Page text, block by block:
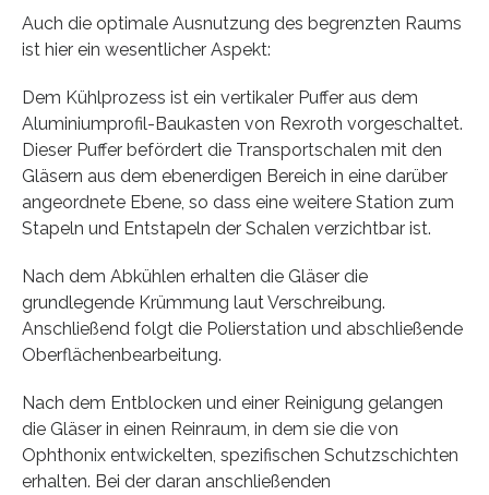
Auch die optimale Ausnutzung des begrenzten Raums
ist hier ein wesentlicher Aspekt:
Dem Kühlprozess ist ein vertikaler Puffer aus dem
Aluminiumprofil-Baukasten von Rexroth vorgeschaltet.
Dieser Puffer befördert die Transportschalen mit den
Gläsern aus dem ebenerdigen Bereich in eine darüber
angeordnete Ebene, so dass eine weitere Station zum
Stapeln und Entstapeln der Schalen verzichtbar ist.
Nach dem Abkühlen erhalten die Gläser die
grundlegende Krümmung laut Verschreibung.
Anschließend folgt die Polierstation und abschließende
Oberflächenbearbeitung.
Nach dem Entblocken und einer Reinigung gelangen
die Gläser in einen Reinraum, in dem sie die von
Ophthonix entwickelten, spezifischen Schutzschichten
erhalten. Bei der daran anschließenden